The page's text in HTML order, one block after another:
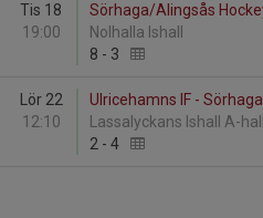
Tis 18
19:00
Sörhaga/Alingsås
Nolhalla Ishall
8 - 3
Lör 22
12:10
Ulricehamns IF -
Lassalyckans Ishall A-hall
2 - 4